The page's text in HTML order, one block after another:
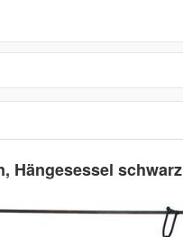
Hängesessel schwarz